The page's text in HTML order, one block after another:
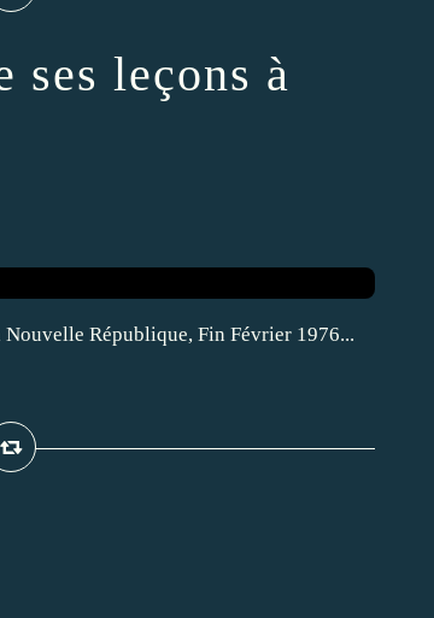
ses leçons à
Nouvelle République, Fin Février 1976...